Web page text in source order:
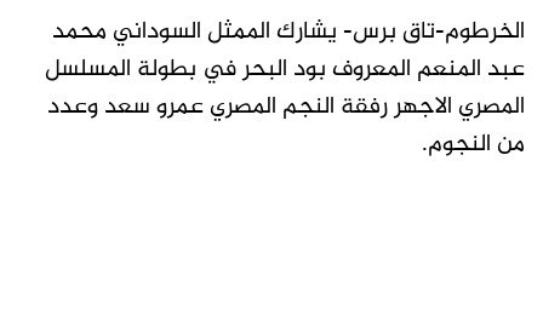
الخرطوم-تاق برس- يشارك الممثل السوداني محمد
عبد المنعم المعروف بود البحر في بطولة المسلسل
المصري الاجهر رفقة النجم المصري عمرو سعد وعدد
من النجوم.